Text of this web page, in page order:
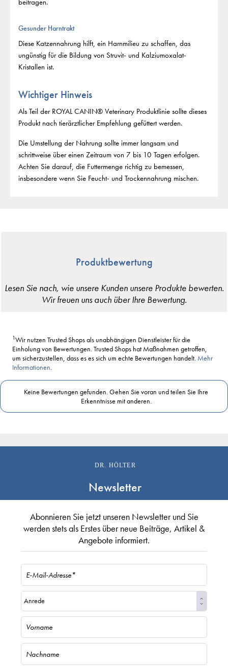
beitragen.
Gesunder Harntrakt
Diese Katzennahrung hilft, ein Harnmilieu zu schaffen, das
ungünstig für die Bildung von Struvit- und Kalziumoxalat-
Kristallen ist.
Wichtiger Hinweis
Als Teil der ROYAL CANIN® Veterinary Produktlinie sollte dieses
Produkt nach tierärztlicher Empfehlung gefüttert werden.
Die Umstellung der Nahrung sollte immer langsam und
schrittweise über einen Zeitraum von 7 bis 10 Tagen erfolgen.
Achten Sie darauf, die Futtermenge richtig zu bemessen,
insbesondere wenn Sie Feucht- und Trockennahrung mischen.
Produktbewertung
1Wir nutzen Trusted Shops als unabhängigen Dienstleister für die
Einholung von Bewertungen. Trusted Shops hat Maßnahmen getroffen,
um sicherzustellen, dass es es sich um echte Bewertungen handelt. Mehr
Informationen.
Keine Bewertungen gefunden. Gehen Sie voran und teilen Sie Ihre
Erkenntnisse mit anderen.
DR. HÖLTER
Newsletter
Abonnieren Sie jetzt unseren Newsletter und Sie
werden stets als Erstes über neue Beiträge, Artikel &
Angebote informiert.